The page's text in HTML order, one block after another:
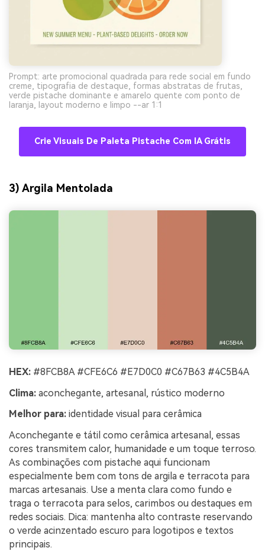
Prompt: arte promocional quadrada para rede social em fundo
creme, tipografia de destaque, formas abstratas de frutas,
verde pistache dominante e amarelo quente com ponto de
laranja, layout moderno e limpo --ar 1:1
Crie Visuais De Paleta Pistache Com IA Grátis
3) Argila Mentolada
HEX: #8FCB8A #CFE6C6 #E7D0C0 #C67B63 #4C5B4A
Clima: aconchegante, artesanal, rústico moderno
Melhor para: identidade visual para cerâmica
Aconchegante e tátil como cerâmica artesanal, essas
cores transmitem calor, humanidade e um toque terroso.
As combinações com pistache aqui funcionam
especialmente bem com tons de argila e terracota para
marcas artesanais. Use a menta clara como fundo e
traga o terracota para selos, carimbos ou destaques em
redes sociais. Dica: mantenha alto contraste reservando
o verde acinzentado escuro para logotipos e textos
principais.